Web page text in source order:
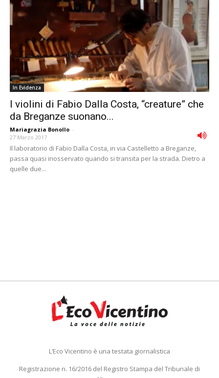
In Evidenza
I violini di Fabio Dalla Costa, “creature” che
da Breganze suonano...
Mariagrazia Bonollo -
27 Marzo 2017
Il laboratorio di Fabio Dalla Costa, in via Castelletto a Breganze,
passa quasi inosservato quando si transita per la strada. Dietro a
quelle due...
L’Eco Vicentino è una testata giornalistica
Registrazione n. 16/2016 del Registro Stampa del Tribunale di